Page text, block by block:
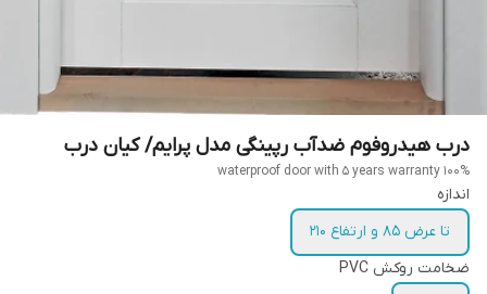
درب هیدروفوم ضدآب رپینگی مدل پرایم/ کیان درب
100% waterproof door with 5 years warranty
اندازه
تا عرض 85 و ارتفاع 210
ضخامت روکش PVC